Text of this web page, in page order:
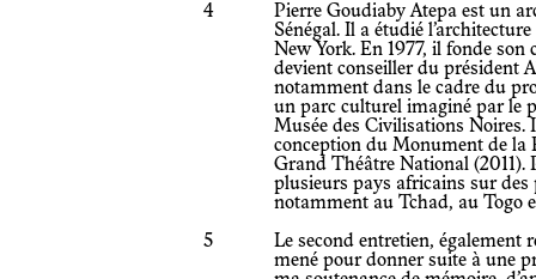
4
Pierre Goudiaby Atepa est un
Sénégal. Il a étudié
New York. En 1977, il fonde
devient conseiller du président
notamment dans le cadre du
un parc culturel imaginé par le
Musée des Civilisations Noires.
conception du Monument de la
Grand Théâtre National (2011).
plusieurs pays africains sur
notamment au Tchad, au Togo
5
Le second entretien, également
mené pour donner suite à une